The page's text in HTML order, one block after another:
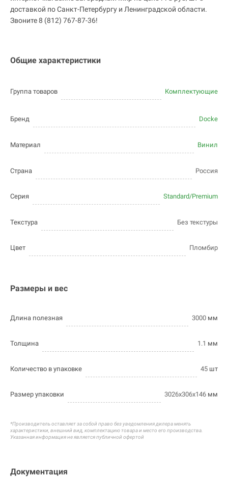
доставкой по Санкт-Петербургу и Ленинградской области.
Звоните 8 (812) 767-87-36!
Общие характеристики
Группа товаров Комплектующие
Бренд Docke
Материал Винил
Страна Россия
Серия Standard/Premium
Текстура Без текстуры
Цвет Пломбир
Размеры и вес
Длина полезная 3000 мм
Толщина 1.1 мм
Количество в упаковке 45 шт
Размер упаковки 3026х306х146 мм
*Производитель оставляет за собой право без уведомления дилера менять
характеристики, внешний вид, комплектацию товара и место его производства.
Указанная информация не является публичной офертой
Документация